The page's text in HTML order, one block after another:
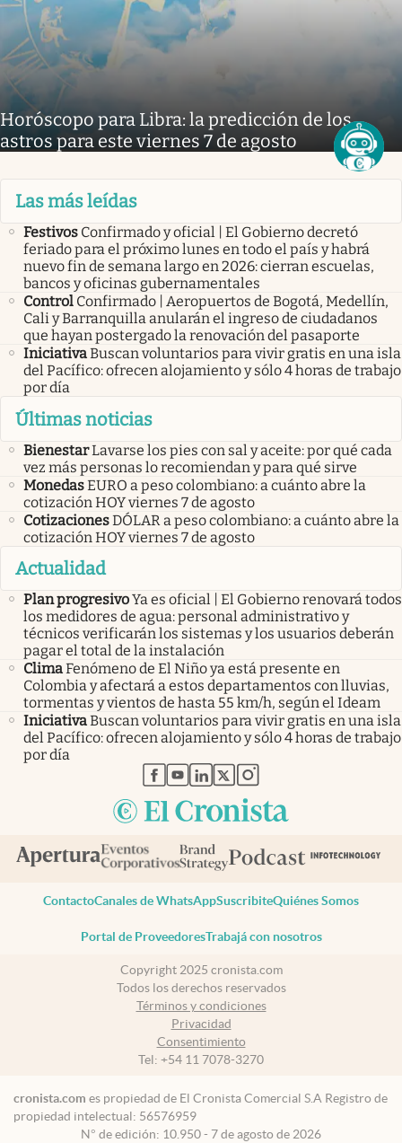
Horóscopo para Libra: la predicción de los
astros para este viernes 7 de agosto
Las más leídas
Festivos Confirmado y oficial | El Gobierno decretó
feriado para el próximo lunes en todo el país y habrá
nuevo fin de semana largo en 2026: cierran escuelas,
bancos y oficinas gubernamentales
Control Confirmado | Aeropuertos de Bogotá, Medellín,
Cali y Barranquilla anularán el ingreso de ciudadanos
que hayan postergado la renovación del pasaporte
IniciativaBuscan voluntarios para vivir gratis en una isla
del Pacífico: ofrecen alojamiento y sólo 4 horas de trabajo
por día
Últimas noticias
BienestarLavarse los pies con sal y aceite: por qué cada
vez más personas lo recomiendan y para qué sirve
MonedasEURO a peso colombiano: a cuánto abre la
cotización HOY viernes 7 de agosto
CotizacionesDÓLAR a peso colombiano: a cuánto abre la
cotización HOY viernes 7 de agosto
Actualidad
Plan progresivoYa es oficial | El Gobierno renovará todos
los medidores de agua: personal administrativo y
técnicos verificarán los sistemas y los usuarios deberán
pagar el total de la instalación
ClimaFenómeno de El Niño ya está presente en
Colombia y afectará a estos departamentos con lluvias,
tormentas y vientos de hasta 55 km/h, según el Ideam
IniciativaBuscan voluntarios para vivir gratis en una isla
del Pacífico: ofrecen alojamiento y sólo 4 horas de trabajo
por día
abre en nueva pestaña
abre en nueva pestaña
abre en nueva pestaña
abre en nueva pestaña
abre en nueva pestaña
ContactoCanales de WhatsAppSuscribiteQuiénes Somos
Portal de ProveedoresTrabajá con nosotros
Copyright 2025 cronista.com
Todos los derechos reservados
Términos y condiciones
Privacidad
Consentimiento
Tel: +54 11 7078-3270
cronista.com es propiedad de El Cronista Comercial S.A Registro de
propiedad intelectual: 56576959
N° de edición: 10.950 - 7 de agosto de 2026